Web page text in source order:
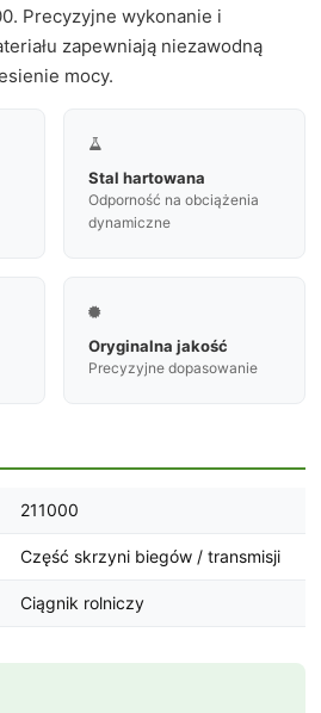
Precyzyjne wykonanie i
zapewniają niezawodną
mocy.

Stal hartowana
Odporność na obciążenia
dynamiczne

Oryginalna jakość
Precyzyjne dopasowanie
211000
Część skrzyni biegów / transmisji
Ciągnik rolniczy